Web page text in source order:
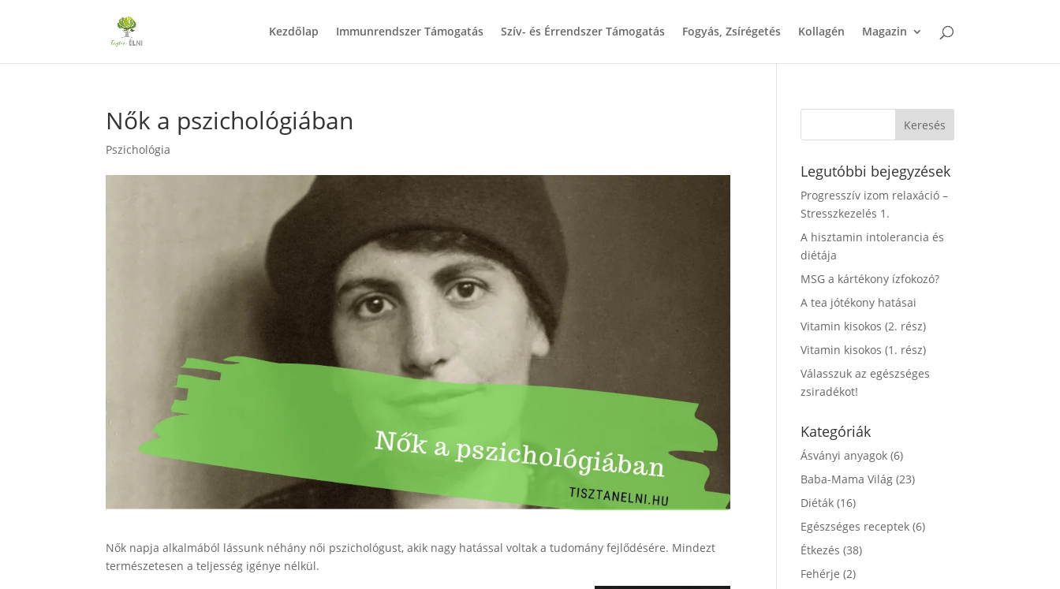
Kezdőlap Immunrendszer Támogatás Szív- és Érrendszer Támogatás Fogyás, Zsírégetés Kollagén Magazin
Nők a pszichológiában
Pszichológia
Nők napja alkalmából lássunk néhány női pszichológust, akik nagy hatással voltak a tudomány fejlődésére. Mindezt
természetesen a teljesség igénye nélkül.
Legutóbbi bejegyzések
Progresszív izom relaxáció –
Stresszkezelés 1.
A hisztamin intolerancia és
diétája
MSG a kártékony ízfokozó?
A tea jótékony hatásai
Vitamin kisokos (2. rész)
Vitamin kisokos (1. rész)
Válasszuk az egészséges
zsiradékot!
Kategóriák
Ásványi anyagok (6)
Baba-Mama Világ (23)
Diéták (16)
Egészséges receptek (6)
Étkezés (38)
Fehérje (2)